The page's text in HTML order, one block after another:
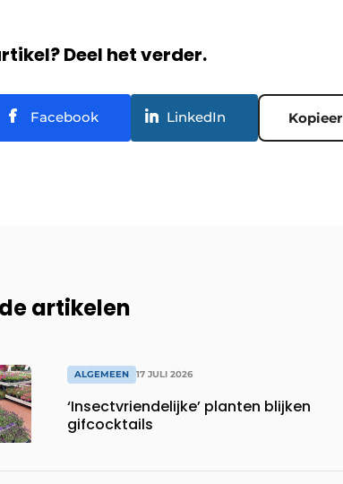
Deel het verder.
Facebook LinkedIn Kopieer
artikelen
ALGEMEEN 17 JULI 2026
‘Insectvriendelijke’ planten blijken
gifcocktails